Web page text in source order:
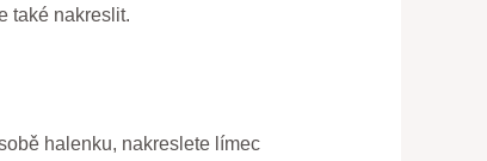
také nakreslit.
halenku, nakreslete límec